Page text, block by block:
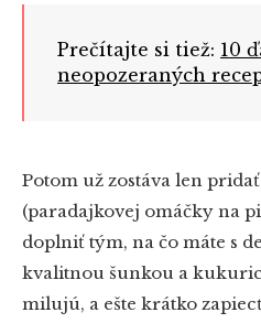
Prečítajte si tiež: 10
neopozeraných
Potom už zostáva len
(paradajkovej omáčky na
doplniť tým, na čo máte s
kvalitnou šunkou a
milujú, a ešte krátko